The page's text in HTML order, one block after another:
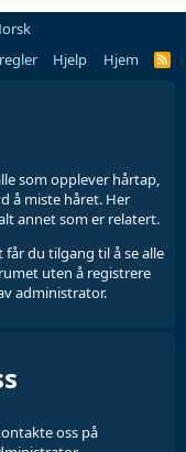
Hjelp Hjem
som opplever hårtap,
å miste håret. Her
annet som er relatert.
du tilgang til å se alle
uten å registrere
administrator.
oss på